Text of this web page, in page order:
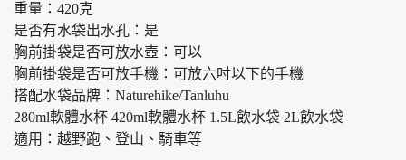
重量：420克
是否有水袋出水孔：是
胸前掛袋是否可放水壺：可以
胸前掛袋是否可放手機：可放六吋以下的手機
搭配水袋品牌：Naturehike/Tanluhu
280ml軟體水杯 420ml軟體水杯 1.5L飲水袋 2L飲水袋
適用：越野跑、登山、騎車等